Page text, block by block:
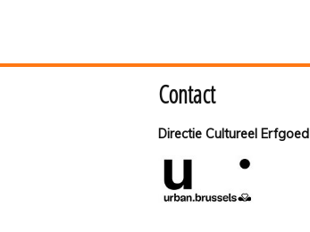
Contact
Directie Cultureel Erfgoed